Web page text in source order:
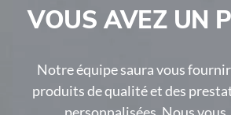
VOUS AVEZ UN
Notre équipe saura vous
produits de qualité et des
personnalisées. Nous vous